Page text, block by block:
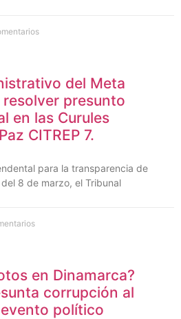
del Meta
resolver presunto
en las Curules
CITREP 7.
para la transparencia de
8 de marzo, el Tribunal
en Dinamarca?
corrupción al
político